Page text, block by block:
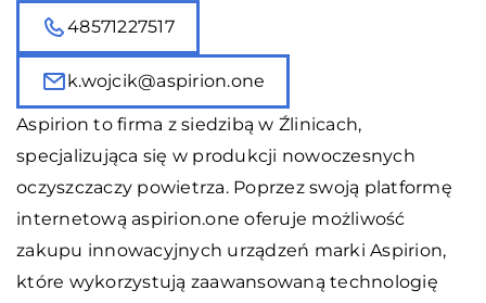
48571227517
k.wojcik@aspirion.one
Aspirion to firma z siedzibą w Źlinicach,
specjalizująca się w produkcji nowoczesnych
oczyszczaczy powietrza. Poprzez swoją platformę
internetową aspirion.one oferuje możliwość
zakupu innowacyjnych urządzeń marki Aspirion,
które wykorzystują zaawansowaną technologię